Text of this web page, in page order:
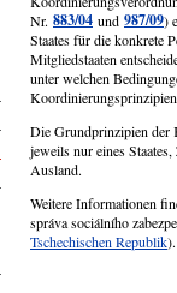
Nr. 883/04 und 987/09)
Staates für die konkrete
Mitgliedstaaten
unter welchen
Die Grundprinzipien der
jeweils nur eines
Ausland.
Weitere Informationen
správa sociálního
Tschechischen Republik).